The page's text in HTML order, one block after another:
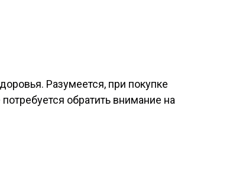
Разумеется, при покупке
обратить внимание на